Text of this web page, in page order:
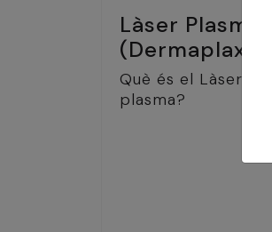
Làser Plasma
(Dermaplax)
Què és el Làser de
plasma?